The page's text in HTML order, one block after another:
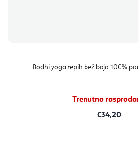
Bodhi yoga tepih bež boja 100%
Trenutno
€34,20